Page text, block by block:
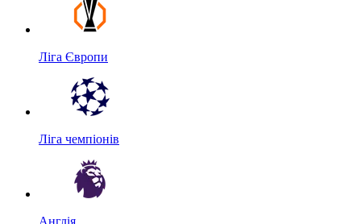
Ліга Європи
Ліга чемпіонів
Англія